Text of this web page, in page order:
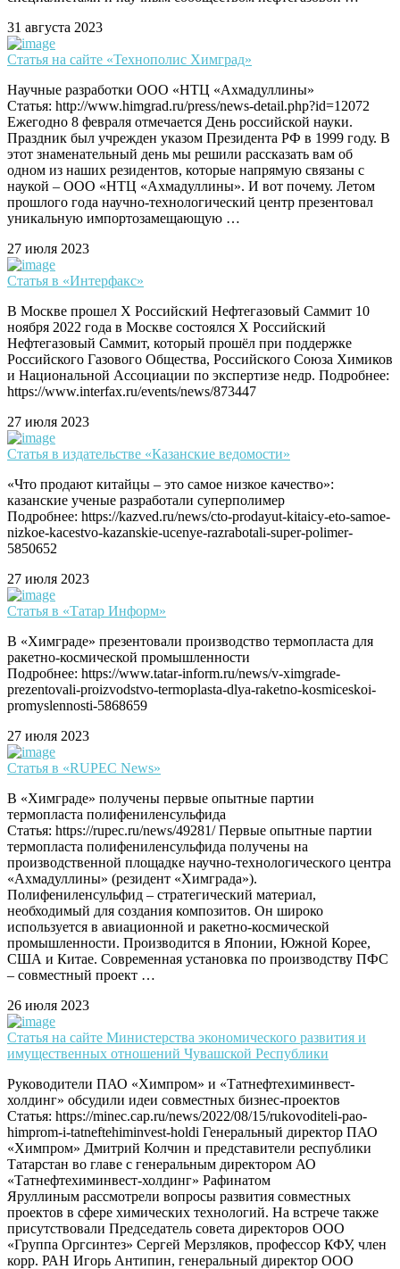
31 августа 2023
Статья на сайте «Технополис Химград»
Научные разработки ООО «НТЦ «Ахмадуллины»
Статья: http://www.himgrad.ru/press/news-detail.php?id=12072
Ежегодно 8 февраля отмечается День российской науки.
Праздник был учрежден указом Президента РФ в 1999 году. В
этот знаменательный день мы решили рассказать вам об
одном из наших резидентов, которые напрямую связаны с
наукой – ООО «НТЦ «Ахмадуллины». И вот почему. Летом
прошлого года научно-технологический центр презентовал
уникальную импортозамещающую …
27 июля 2023
Статья в «Интерфакс»
В Москве прошел X Российский Нефтегазовый Саммит 10
ноября 2022 года в Москве состоялся X Российский
Нефтегазовый Саммит, который прошёл при поддержке
Российского Газового Общества, Российского Союза Химиков
и Национальной Ассоциации по экспертизе недр. Подробнее:
https://www.interfax.ru/events/news/873447
27 июля 2023
Статья в издательстве «Казанские ведомости»
«Что продают китайцы – это самое низкое качество»:
казанские ученые разработали суперполимер
Подробнее: https://kazved.ru/news/cto-prodayut-kitaicy-eto-samoe-
nizkoe-kacestvo-kazanskie-ucenye-razrabotali-super-polimer-
5850652
27 июля 2023
Статья в «Татар Информ»
В «Химграде» презентовали производство термопласта для
ракетно-космической промышленности
Подробнее: https://www.tatar-inform.ru/news/v-ximgrade-
prezentovali-proizvodstvo-termoplasta-dlya-raketno-kosmiceskoi-
promyslennosti-5868659
27 июля 2023
Статья в «RUPEC News»
В «Химграде» получены первые опытные партии
термопласта полифениленсульфида
Статья: https://rupec.ru/news/49281/ Первые опытные партии
термопласта полифениленсульфида получены на
производственной площадке научно-технологического центра
«Ахмадуллины» (резидент «Химграда»).
Полифениленсульфид – стратегический материал,
необходимый для создания композитов. Он широко
используется в авиационной и ракетно-космической
промышленности. Производится в Японии, Южной Корее,
США и Китае. Современная установка по производству ПФС
– совместный проект …
26 июля 2023
Статья на сайте Министерства экономического развития и
имущественных отношений Чувашской Республики
Руководители ПАО «Химпром» и «Татнефтехиминвест-
холдинг» обсудили идеи совместных бизнес-проектов
Статья: https://minec.cap.ru/news/2022/08/15/rukovoditeli-pao-
himprom-i-tatneftehiminvest-holdi Генеральный директор ПАО
«Химпром» Дмитрий Колчин и представители республики
Татарстан во главе с генеральным директором АО
«Татнефтехиминвест-холдинг» Рафинатом
Яруллиным рассмотрели вопросы развития совместных
проектов в сфере химических технологий. На встрече также
присутствовали Председатель совета директоров ООО
«Группа Оргсинтез» Сергей Мерзляков, профессор КФУ, член
корр. РАН Игорь Антипин, генеральный директор ООО